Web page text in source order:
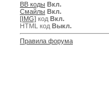
BB коды Вкл.
Смайлы Вкл.
[IMG] код Вкл.
HTML код Выкл.
Правила форума